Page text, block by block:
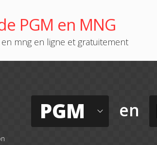
PGM en MNG
mng en ligne et gratuitement
PGM en